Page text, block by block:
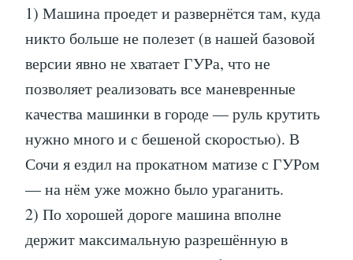
1) Машина проедет и развернётся там, куда
никто больше не полезет (в нашей базовой
версии явно не хватает ГУРа, что не
позволяет реализовать все маневренные
качества машинки в городе — руль крутить
нужно много и с бешеной скоростью). В
Сочи я ездил на прокатном матизе с ГУРом
— на нём уже можно было ураганить.
2) По хорошей дороге машина вполне
держит максимальную разрешённую в